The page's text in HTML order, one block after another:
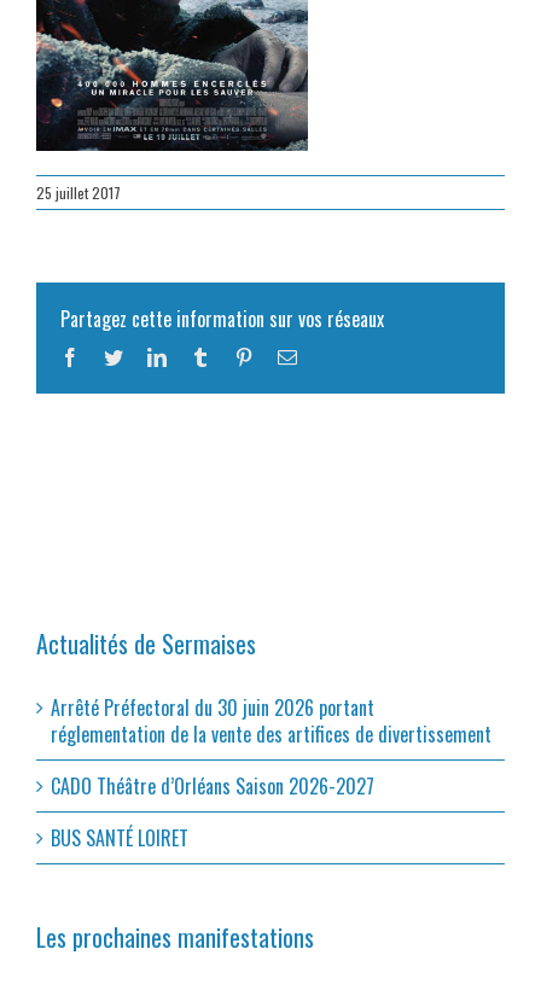
25 juillet 2017
Partagez cette information sur vos réseaux
Facebook
TwitterLinkedInTumblr PinterestEmail
Actualités de Sermaises
Arrêté Préfectoral du 30 juin 2026 portant
réglementation de la vente des artifices de divertissement
CADO Théâtre d’Orléans Saison 2026-2027
BUS SANTÉ LOIRET
Les prochaines manifestations